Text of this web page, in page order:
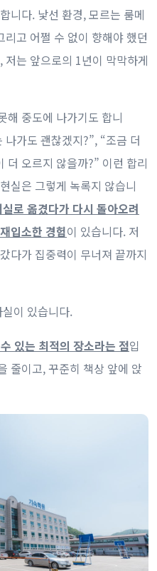
니다. 낯선 환경, 모르는 룸메
고 어쩔 수 없이 향해야 했던
는 앞으로의 1년이 막막하게
해 중도에 나가기도 합니
가도 괜찮겠지?”, “조금 더
더 오르지 않을까?” 이런 합리
실은 그렇게 녹록지 않습니
로 옮겼다가 다시 돌아오려
입소한 경험이 있습니다. 저
다가 집중력이 무너져 끝까지
이 있습니다.
있는 최적의 장소라는 점입
줄이고, 꾸준히 책상 앞에 앉